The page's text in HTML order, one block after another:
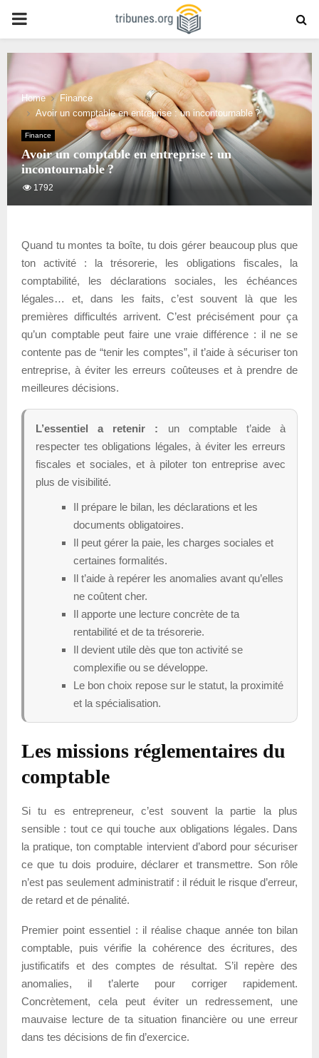
PRIMARY
MENU
Home
Finance
Avoir un comptable en entreprise : un incontournable ?
Finance
Avoir un comptable en entreprise : un
incontournable ?
1792
Quand tu montes ta boîte, tu dois gérer beaucoup plus que
ton activité : la trésorerie, les obligations fiscales, la
comptabilité, les déclarations sociales, les échéances
légales… et, dans les faits, c’est souvent là que les
premières difficultés arrivent. C’est précisément pour ça
qu’un comptable peut faire une vraie différence : il ne se
contente pas de “tenir les comptes”, il t’aide à sécuriser ton
entreprise, à éviter les erreurs coûteuses et à prendre de
meilleures décisions.
L’essentiel a retenir : un comptable t’aide à
respecter tes obligations légales, à éviter les erreurs
fiscales et sociales, et à piloter ton entreprise avec
plus de visibilité.
Il prépare le bilan, les déclarations et les
documents obligatoires.
Il peut gérer la paie, les charges sociales et
certaines formalités.
Il t’aide à repérer les anomalies avant qu’elles
ne coûtent cher.
Il apporte une lecture concrète de ta
rentabilité et de ta trésorerie.
Il devient utile dès que ton activité se
complexifie ou se développe.
Le bon choix repose sur le statut, la proximité
et la spécialisation.
Les missions réglementaires du
comptable
Si tu es entrepreneur, c’est souvent la partie la plus
sensible : tout ce qui touche aux obligations légales. Dans
la pratique, ton comptable intervient d’abord pour sécuriser
ce que tu dois produire, déclarer et transmettre. Son rôle
n’est pas seulement administratif : il réduit le risque d’erreur,
de retard et de pénalité.
Premier point essentiel : il réalise chaque année ton bilan
comptable, puis vérifie la cohérence des écritures, des
justificatifs et des comptes de résultat. S’il repère des
anomalies, il t’alerte pour corriger rapidement.
Concrètement, cela peut éviter un redressement, une
mauvaise lecture de ta situation financière ou une erreur
dans tes décisions de fin d’exercice.